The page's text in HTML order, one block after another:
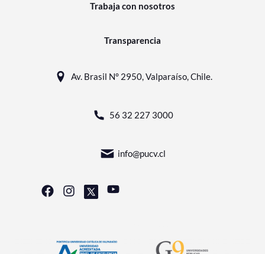
Trabaja con nosotros
Transparencia
Av. Brasil N° 2950, Valparaíso, Chile.
56 32 227 3000
info@pucv.cl